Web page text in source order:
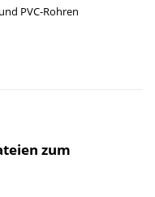
PVC-Rohren
zum